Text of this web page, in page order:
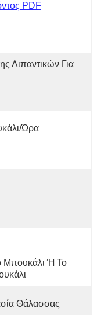
PDF
Λιπαντικών Για
ώρα
Μπουκάλι Ή Το
Θάλασσας